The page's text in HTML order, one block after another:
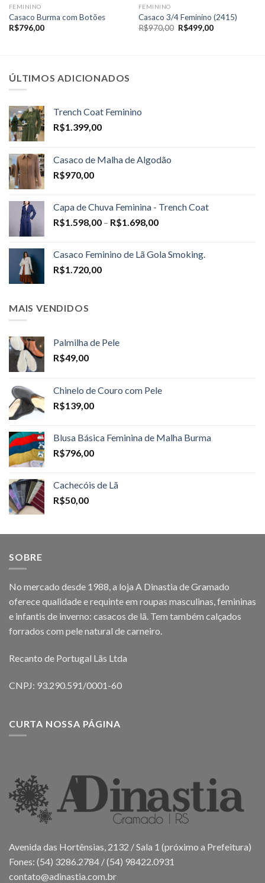
FEMININO
Casaco Burma com Botões
R$796,00
FEMININO
Casaco 3/4 Feminino (2415)
R$970,00 O
R$499,00O
ÚLTIMOS ADICIONADOS
Trench Coat Feminino
R$1.399,00
Casaco de Malha de Algodão
R$970,00
Capa de Chuva Feminina - Trench Coat
R$1.598,00 – R$1.698,00Price
through
Casaco Feminino de Lã Gola Smoking.
R$1.720,00
MAIS VENDIDOS
Palmilha de Pele
R$49,00
Chinelo de Couro com Pele
R$139,00
Blusa Básica Feminina de Malha Burma
R$796,00
Cachecóis de Lã
R$50,00
SOBRE
No mercado desde 1988, a loja A Dinastia de Gramado
oferece qualidade e requinte em roupas masculinas, femininas
e infantis de inverno: casacos de lã. Tem também calçados
forrados com pele natural de carneiro.
Recanto de Portugal Lãs Ltda
CNPJ: 93.290.591/0001-60
CURTA NOSSA PÁGINA
Avenida das Hortênsias, 2132 / Sala 1 (próximo a Prefeitura)
Fones: (54) 3286.2784 / (54) 98422.0931
contato@adinastia.com.br